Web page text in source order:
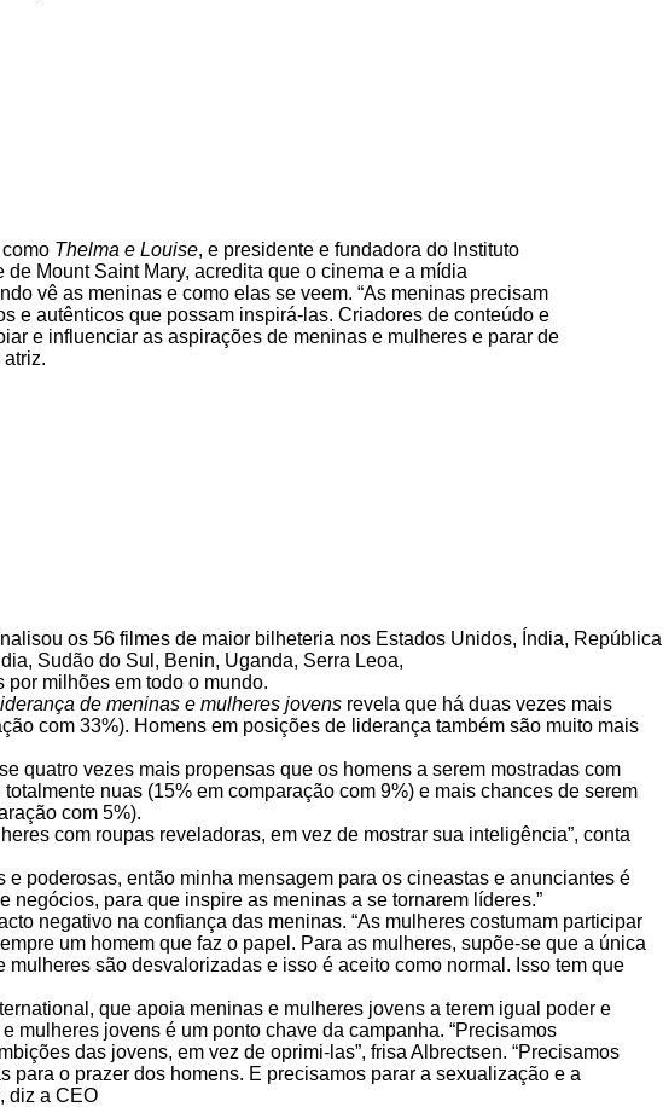
Thelma e Louise, e presidente e fundadora do Instituto
Mount Saint Mary, acredita que o cinema e a mídia
vê as meninas e como elas se veem. “As meninas precisam
e autênticos que possam inspirá-las. Criadores de conteúdo e
e influenciar as aspirações de meninas e mulheres e parar de
os 56 filmes de maior bilheteria nos Estados Unidos, Índia, República
Sudão do Sul, Benin, Uganda, Serra Leoa,
milhões em todo o mundo.
de meninas e mulheres jovens revela que há duas vezes mais
com 33%). Homens em posições de liderança também são muito mais
quatro vezes mais propensas que os homens a serem mostradas com
nuas (15% em comparação com 9%) e mais chances de serem
com 5%).
com roupas reveladoras, em vez de mostrar sua inteligência”, conta
poderosas, então minha mensagem para os cineastas e anunciantes é
para que inspire as meninas a se tornarem líderes.”
negativo na confiança das meninas. “As mulheres costumam participar
um homem que faz o papel. Para as mulheres, supõe-se que a única
são desvalorizadas e isso é aceito como normal. Isso tem que
que apoia meninas e mulheres jovens a terem igual poder e
mulheres jovens é um ponto chave da campanha. “Precisamos
das jovens, em vez de oprimi-las”, frisa Albrectsen. “Precisamos
o prazer dos homens. E precisamos parar a sexualização e a
diz a CEO